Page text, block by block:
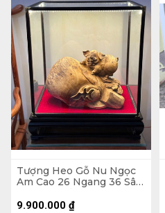
Tượng Heo Gỗ Nu Ngọc
Am Cao 26 Ngang 36 Sâu
x 30 (cm)
9.900.000 ₫